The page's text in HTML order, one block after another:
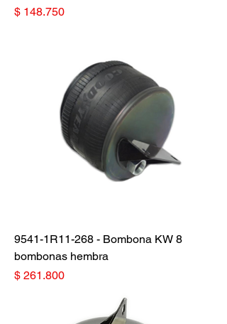
Precio
$ 148.750
9541-1R11-268 - Bombona KW 8
bombonas hembra
Precio
$ 261.800